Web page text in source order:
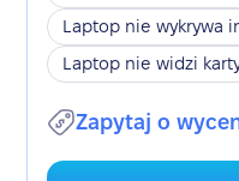
Laptop nie wykrywa
Laptop nie widzi
Zapytaj o